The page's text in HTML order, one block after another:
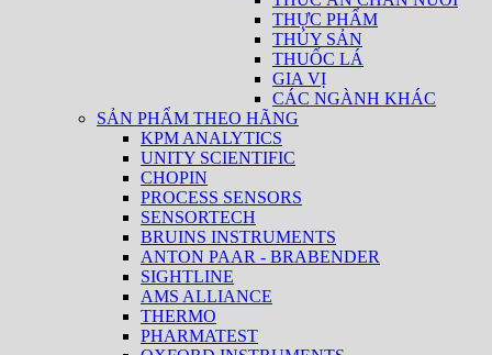
THỰC PHẨM
THỦY SẢN
THUỐC LÁ
GIA VỊ
CÁC NGÀNH KHÁC
SẢN PHẨM THEO HÃNG
KPM ANALYTICS
UNITY SCIENTIFIC
CHOPIN
PROCESS SENSORS
SENSORTECH
BRUINS INSTRUMENTS
ANTON PAAR - BRABENDER
SIGHTLINE
AMS ALLIANCE
THERMO
PHARMATEST